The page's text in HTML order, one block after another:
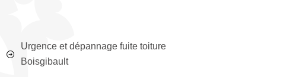
Urgence et dépannage fuite toiture
Boisgibault